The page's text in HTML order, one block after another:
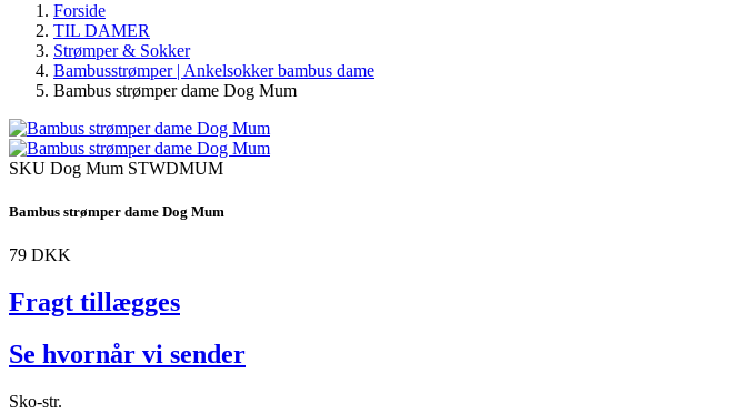
Forside
TIL DAMER
Strømper & Sokker
Bambusstrømper | Ankelsokker bambus dame
Bambus strømper dame Dog Mum
SKU Dog Mum STWDMUM
Bambus strømper dame Dog Mum
79 DKK
Fragt tillægges
Se hvornår vi sender
Sko-str.